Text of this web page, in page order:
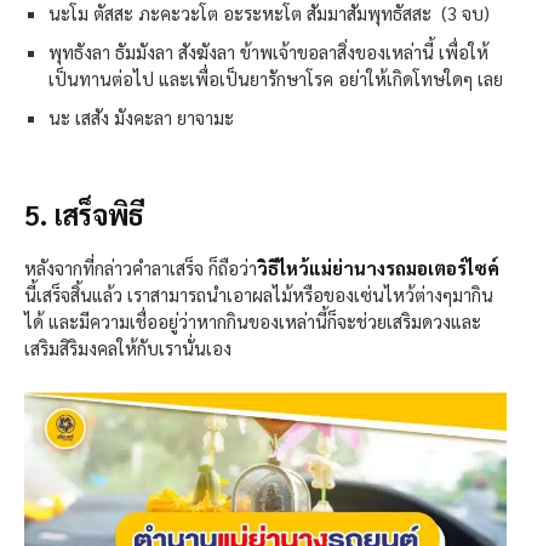
นะโม ตัสสะ ภะคะวะโต อะระหะโต สัมมาสัมพุทธัสสะ (3 จบ)
พุทธังลา ธัมมังลา สังฆังลา ข้าพเจ้าขอลาสิ่งของเหล่านี้ เพื่อให้
เป็นทานต่อไป และเพื่อเป็นยารักษาโรค อย่าให้เกิดโทษใดๆ เลย
นะ เสสัง มังคะลา ยาจามะ
5. เสร็จพิธี
หลังจากที่กล่าวคำลาเสร็จ ก็ถือว่าวิธีไหว้แม่ย่านางรถมอเตอร์ไซค์
นี้เสร็จสิ้นแล้ว เราสามารถนำเอาผลไม้หรือของเซ่นไหว้ต่างๆมากิน
ได้ และมีความเชื่ออยู่ว่าหากกินของเหล่านี้ก็จะช่วยเสริมดวงและ
เสริมสิริมงคลให้กับเรานั่นเอง